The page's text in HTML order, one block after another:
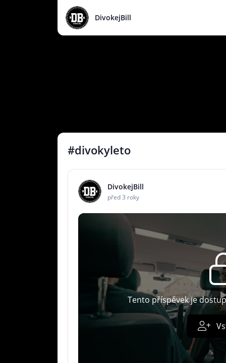
DivokejBill
#divokyleto
DivokejBill
před 3 roky
Tento příspěvek je